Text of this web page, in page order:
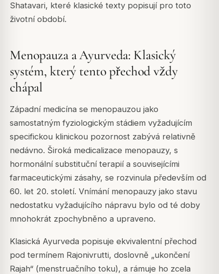
Shatavari, které klasické texty popisují pro toto
životní období.
Menopauza a Ayurveda: Klasický
systém, který tento přechod vždy
chápal
Západní medicína se menopauzou jako
samostatným fyziologickým stádiem vyžadujícím
specifickou klinickou pozornost zabývá relativně
nedávno. Široká medicalizace menopauzy, s
hormonální substituční terapií a souvisejícími
farmaceutickými zásahy, se rozvinula především od
60. let 20. století. Vnímání menopauzy jako stavu
nedostatku vyžadujícího nápravu bylo od té doby
mnohokrát zpochybněno a upraveno.
Klasická Ayurveda popisuje ekvivalentní přechod
pod termínem Rajonivrutti, doslovně „ukončení
Rajah“ (menstruačního toku), a rámuje ho zcela